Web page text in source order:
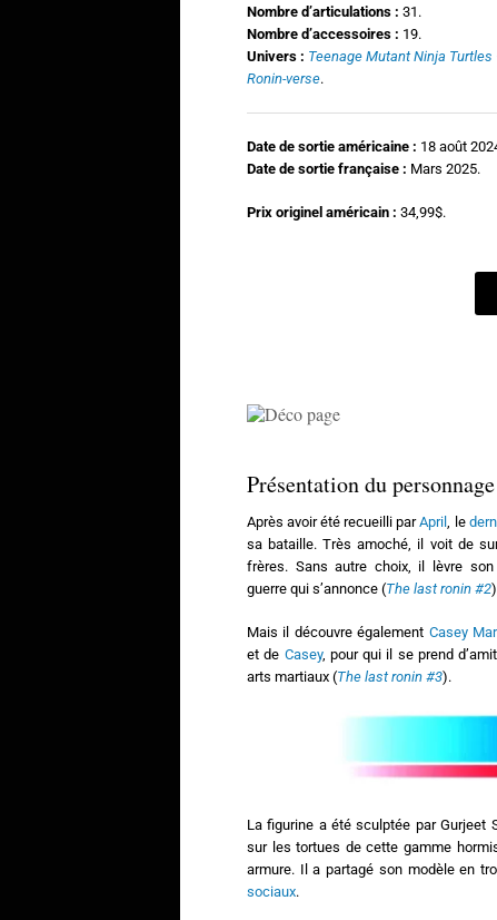
Nombre d’articulations : 31.
Nombre d’accessoires : 19.
Univers : Teenage Mutant Ninja Turtles
Ronin-verse.
Date de sortie américaine : 18 août
Date de sortie française : Mars 2025.
Prix originel américain : 34,99$.
Présentation du personnage
Après avoir été recueilli parApril , le
sa bataille. Très amoché, il voit de
frères. Sans autre choix, il lèvre
guerre qui s’annonce (The last ronin #2
Mais il découvre également Casey
et de Casey, pour qui il se prend
arts martiaux (The last ronin #3).
La figurine a été sculptée par Gurjeet
sur les tortues de cette gamme
armure. Il a partagé son modèle en
sociaux.